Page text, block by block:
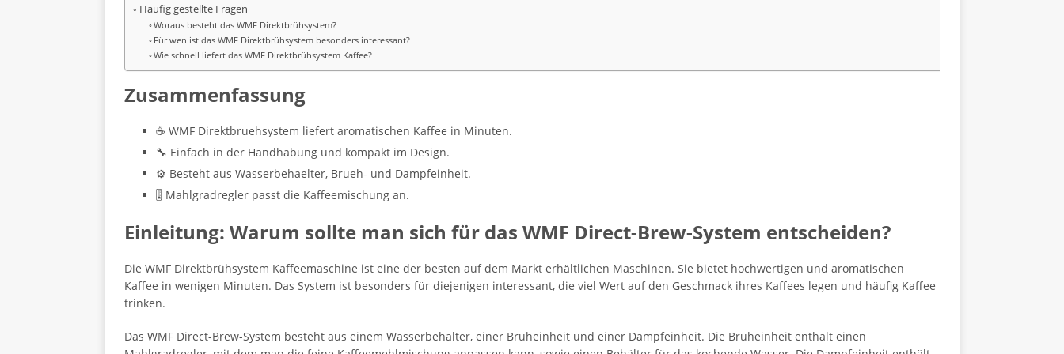
Häufig gestellte Fragen
Woraus besteht das WMF Direktbrühsystem?
Für wen ist das WMF Direktbrühsystem besonders interessant?
Wie schnell liefert das WMF Direktbrühsystem Kaffee?
Zusammenfassung
☕ WMF Direktbruehsystem liefert aromatischen Kaffee in Minuten.
🔧 Einfach in der Handhabung und kompakt im Design.
⚙️ Besteht aus Wasserbehaelter, Brueh- und Dampfeinheit.
🎚️ Mahlgradregler passt die Kaffeemischung an.
Einleitung: Warum sollte man sich für das WMF Direct-Brew-System entscheiden?
Die WMF Direktbrühsystem Kaffeemaschine ist eine der besten auf dem Markt erhältlichen Maschinen. Sie bietet hochwertigen und aromatischen
Kaffee in wenigen Minuten. Das System ist besonders für diejenigen interessant, die viel Wert auf den Geschmack ihres Kaffees legen und häufig Kaffee
trinken.
Das WMF Direct-Brew-System besteht aus einem Wasserbehälter, einer Brüheinheit und einer Dampfeinheit. Die Brüheinheit enthält einen